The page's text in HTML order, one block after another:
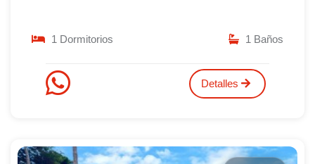
1 Dormitorios 1 Baños
Detalles